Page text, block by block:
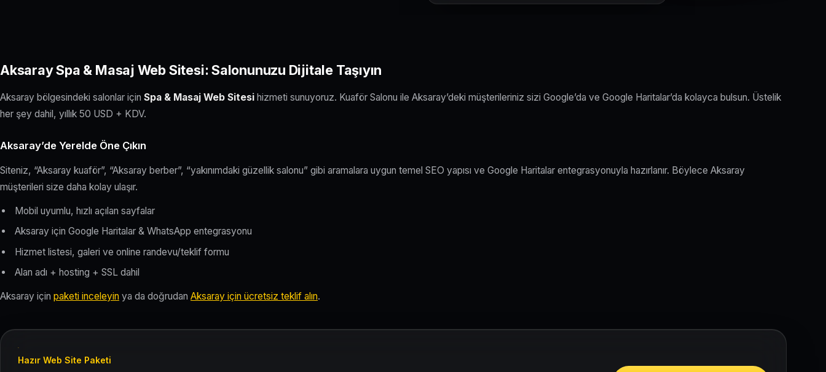
Aksaray Spa & Masaj Web Sitesi: Salonunuzu Dijitale Taşıyın
Aksaray bölgesindeki salonlar için Spa & Masaj Web Sitesi hizmeti sunuyoruz. Kuaför Salonu ile Aksaray’deki müşterileriniz sizi Google’da ve Google Haritalar’da kolayca bulsun. Üstelik
her şey dahil, yıllık 50 USD + KDV.
Aksaray’de Yerelde Öne Çıkın
Siteniz, “Aksaray kuaför”, “Aksaray berber”, “yakınımdaki güzellik salonu” gibi aramalara uygun temel SEO yapısı ve Google Haritalar entegrasyonuyla hazırlanır. Böylece Aksaray
müşterileri size daha kolay ulaşır.
Mobil uyumlu, hızlı açılan sayfalar
Aksaray için Google Haritalar & WhatsApp entegrasyonu
Hizmet listesi, galeri ve online randevu/teklif formu
Alan adı + hosting + SSL dahil
Aksaray için paketi inceleyin ya da doğrudan Aksaray için ücretsiz teklif alın.
Hazır Web Site Paketi